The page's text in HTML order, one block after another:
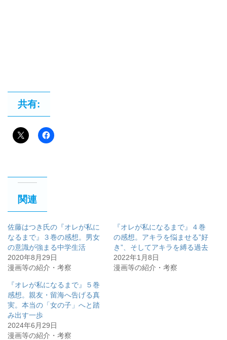
共有:
関連
佐藤はつき氏の『オレが私に
なるまで』３巻の感想。男女
の意識が強まる中学生活
2020年8月29日
漫画等の紹介・考察
『オレが私になるまで』４巻
の感想。アキラを悩ませる”好
き”、そしてアキラを縛る過去
2022年1月8日
漫画等の紹介・考察
『オレが私になるまで』５巻
感想。親友・留海へ告げる真
実。本当の「女の子」へと踏
み出す一歩
2024年6月29日
漫画等の紹介・考察